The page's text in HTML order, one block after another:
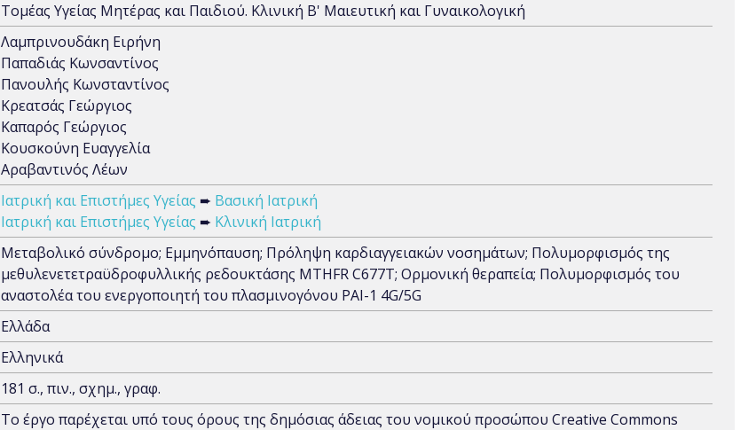
Τομέας Υγείας Μητέρας και Παιδιού. Κλινική Β' Μαιευτική και Γυναικολογική
Λαμπρινουδάκη Ειρήνη
Παπαδιάς Κωνσαντίνος
Πανουλής Κωνσταντίνος
Κρεατσάς Γεώργιος
Καπαρός Γεώργιος
Κουσκούνη Ευαγγελία
Αραβαντινός Λέων
Ιατρική και Επιστήμες Υγείας ➨ Βασική Ιατρική
Ιατρική και Επιστήμες Υγείας ➨ Κλινική Ιατρική
Μεταβολικό σύνδρομο; Εμμηνόπαυση; Πρόληψη καρδιαγγειακών νοσημάτων; Πολυμορφισμός της
μεθυλενετετραϋδροφυλλικής ρεδουκτάσης MTHFR C677T; Ορμονική θεραπεία; Πολυμορφισμός του
αναστολέα του ενεργοποιητή του πλασμινογόνου PAI-1 4G/5G
Ελλάδα
Ελληνικά
181 σ., πιν., σχημ., γραφ.
Το έργο παρέχεται υπό τους όρους της δημόσιας άδειας του νομικού προσώπου Creative Commons